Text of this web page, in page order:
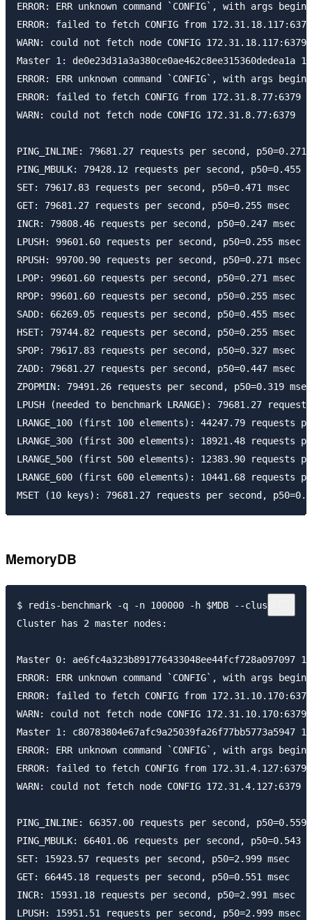
ERROR: ERR unknown command `CONFIG`, with args
ERROR: failed to fetch CONFIG from 172.31.18.117:6379
WARN: could not fetch node CONFIG 172.31.18.117:6379
Master 1: de0e23d31a3a380ce0ae462c8ee315360dedea1a
ERROR: ERR unknown command `CONFIG`, with args
ERROR: failed to fetch CONFIG from 172.31.8.77:6379
WARN: could not fetch node CONFIG 172.31.8.77:6379
PING_INLINE: 79681.27 requests per second, p50=0.271
PING_MBULK: 79428.12 requests per second, p50=0.455
SET: 79617.83 requests per second, p50=0.471 msec
GET: 79681.27 requests per second, p50=0.255 msec
INCR: 79808.46 requests per second, p50=0.247 msec
LPUSH: 99601.60 requests per second, p50=0.255 msec
RPUSH: 99700.90 requests per second, p50=0.271 msec
LPOP: 99601.60 requests per second, p50=0.271 msec
RPOP: 99601.60 requests per second, p50=0.255 msec
SADD: 66269.05 requests per second, p50=0.455 msec
HSET: 79744.82 requests per second, p50=0.255 msec
SPOP: 79617.83 requests per second, p50=0.327 msec
ZADD: 79681.27 requests per second, p50=0.447 msec
ZPOPMIN: 79491.26 requests per second, p50=0.319 msec
LPUSH (needed to benchmark LRANGE): 79681.27
LRANGE_100 (first 100 elements): 44247.79 requests
LRANGE_300 (first 300 elements): 18921.48 requests
LRANGE_500 (first 500 elements): 12383.90 requests
LRANGE_600 (first 600 elements): 10441.68 requests
MemoryDB
$ redis-benchmark -q -n 100000 -h $MDB --cluster
Cluster has 2 master nodes:
Master 0: ae6fc4a323b891776433048ee44fcf728a097097
ERROR: ERR unknown command `CONFIG`, with args
ERROR: failed to fetch CONFIG from 172.31.10.170:6379
WARN: could not fetch node CONFIG 172.31.10.170:6379
Master 1: c80783804e67afc9a25039fa26f77bb5773a5947
ERROR: ERR unknown command `CONFIG`, with args
ERROR: failed to fetch CONFIG from 172.31.4.127:6379
WARN: could not fetch node CONFIG 172.31.4.127:6379
PING_INLINE: 66357.00 requests per second, p50=0.559
PING_MBULK: 66401.06 requests per second, p50=0.543
SET: 15923.57 requests per second, p50=2.999 msec
GET: 66445.18 requests per second, p50=0.551 msec
INCR: 15931.18 requests per second, p50=2.991 msec
LPUSH: 15951.51 requests per second, p50=2.999 msec